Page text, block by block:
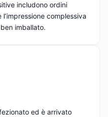
includono ordini
complessiva
imballato.
ed è arrivato